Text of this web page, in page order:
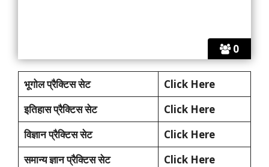
0
भूगोल प्रैक्टिस सेट
Click Here
इतिहास प्रैक्टिस सेट
Click Here
विज्ञान प्रैक्टिस सेट
Click Here
समान्य ज्ञान प्रैक्टिस सेट
Click Here